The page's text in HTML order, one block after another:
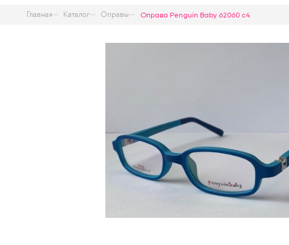
Главная Каталог Оправы Оправа Penguin Baby 62060 с4